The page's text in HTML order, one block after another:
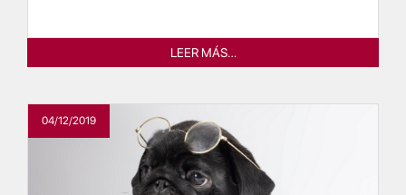
LEER MÁS…
04/12/2019